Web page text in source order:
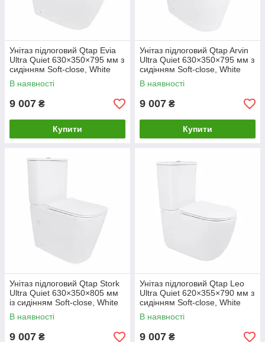
Унітаз підлоговий Qtap Evia
Ultra Quiet 630×350×795 мм з
сидінням Soft-close, White
QTEVI27W49258
В наявності
9 007 ₴
Купити
Унітаз підлоговий Qtap Arvin
Ultra Quiet 630×350×795 мм з
сидінням Soft-close, White
QTARV27W49259
В наявності
9 007 ₴
Купити
Унітаз підлоговий Qtap Stork
Ultra Quiet 630×350×805 мм
із сидінням Soft-close, White
QTSTO27W49260
В наявності
9 007 ₴
Унітаз підлоговий Qtap Leo
Ultra Quiet 620×355×790 мм з
сидінням Soft-close, White
QTLEO27W49261
В наявності
9 007 ₴